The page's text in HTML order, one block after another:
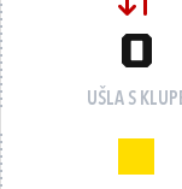
0
UŠLA S